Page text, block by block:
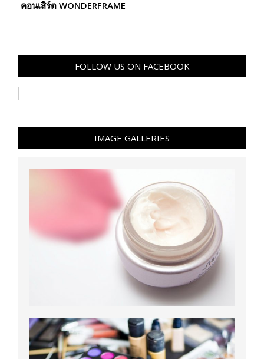
คอนเสิร์ต WONDERFRAME
FOLLOW US ON FACEBOOK
IMAGE GALLERIES